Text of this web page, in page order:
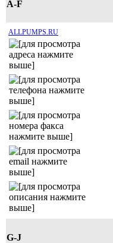
A-F
ALLPUMPS.RU
G-J